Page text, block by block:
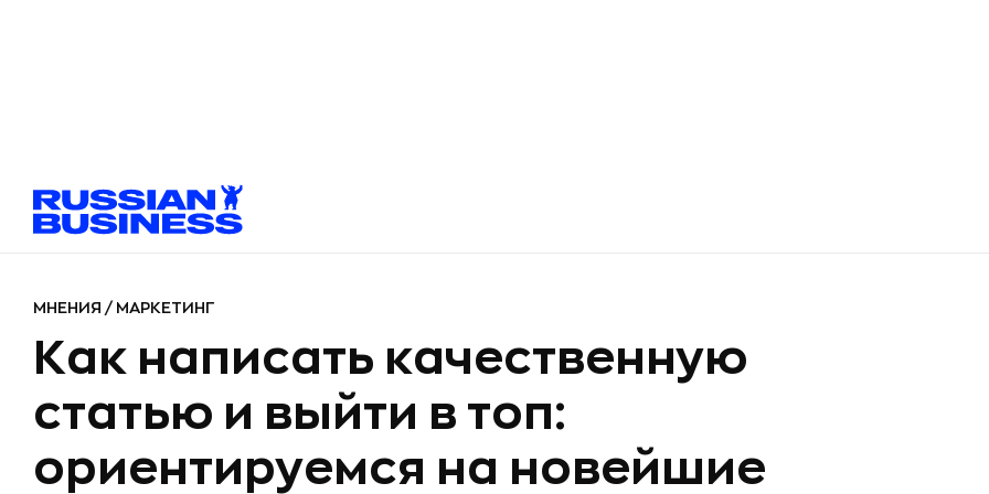
МНЕНИЯ / МАРКЕТИНГ
Как написать качественную
статью и выйти в топ:
ориентируемся на новейшие